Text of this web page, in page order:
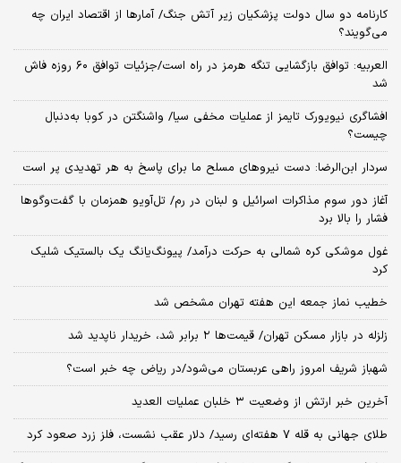
کارنامه دو سال دولت پزشکیان زیر آتش جنگ/ آمارها از اقتصاد ایران چه
می‌گویند؟
العربیه: توافق بازگشایی تنگه هرمز در راه است/جزئیات توافق ۶۰ روزه فاش
شد
افشاگری نیویورک تایمز از عملیات مخفی سیا/ واشنگتن در کوبا به‌دنبال
چیست؟
سردار ابن‌الرضا: دست نیروهای مسلح ما برای پاسخ به هر تهدیدی پر است
آغاز دور سوم مذاکرات اسرائیل و لبنان در رم/ تل‌آویو همزمان با گفت‌وگوها
فشار را بالا برد
غول موشکی کره شمالی به حرکت درآمد/ پیونگ‌یانگ یک بالستیک شلیک
کرد
خطیب نماز جمعه این هفته تهران مشخص شد
زلزله در بازار مسکن تهران/ قیمت‌ها ۲ برابر شد، خریدار ناپدید شد
شهباز شریف امروز راهی عربستان می‌شود/در ریاض چه خبر است؟
آخرین خبر ارتش از وضعیت ۳ خلبان عملیات العدید
طلای جهانی به قله ۷ هفته‌ای رسید/ دلار عقب نشست، فلز زرد صعود کرد